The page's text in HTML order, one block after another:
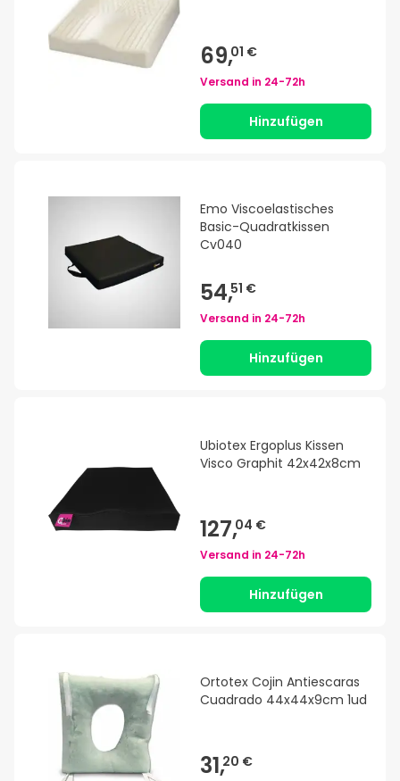
69,01 €
Versand in 24-72h
Hinzufügen
Emo Viscoelastisches
Basic-Quadratkissen
Cv040
54,51 €
Versand in 24-72h
Hinzufügen
Ubiotex Ergoplus Kissen
Visco Graphit 42x42x8cm
127,04 €
Versand in 24-72h
Hinzufügen
Ortotex Cojin Antiescaras
Cuadrado 44x44x9cm 1ud
31,20 €